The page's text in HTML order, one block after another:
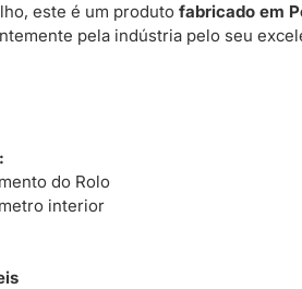
este é um produtofabricado em
pela indústria pelo seu
do Rolo
interior